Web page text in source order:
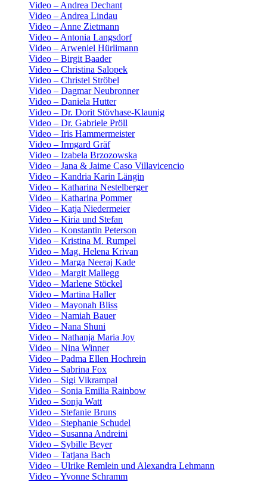
Video – Andrea Dechant
Video – Andrea Lindau
Video – Anne Zietmann
Video – Antonia Langsdorf
Video – Arweniel Hürlimann
Video – Birgit Baader
Video – Christina Salopek
Video – Christel Ströbel
Video – Dagmar Neubronner
Video – Daniela Hutter
Video – Dr. Dorit Stövhase-Klaunig
Video – Dr. Gabriele Pröll
Video – Iris Hammermeister
Video – Irmgard Gräf
Video – Izabela Brzozowska
Video – Jana & Jaime Caso Villavicencio
Video – Kandria Karin Längin
Video – Katharina Nestelberger
Video – Katharina Pommer
Video – Katja Niedermeier
Video – Kiria und Stefan
Video – Konstantin Peterson
Video – Kristina M. Rumpel
Video – Mag. Helena Krivan
Video – Marga Neeraj Kade
Video – Margit Mallegg
Video – Marlene Stöckel
Video – Martina Haller
Video – Mayonah Bliss
Video – Namiah Bauer
Video – Nana Shuni
Video – Nathanja Maria Joy
Video – Nina Winner
Video – Padma Ellen Hochrein
Video – Sabrina Fox
Video – Sigi Vikrampal
Video – Sonia Emilia Rainbow
Video – Sonja Watt
Video – Stefanie Bruns
Video – Stephanie Schudel
Video – Susanna Andreini
Video – Sybille Beyer
Video – Tatjana Bach
Video – Ulrike Remlein und Alexandra Lehmann
Video – Yvonne Schramm